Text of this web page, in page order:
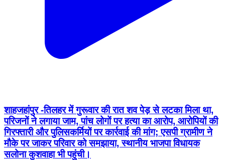
शाहजहांपुर -तिलहर में गुरूवार की रात शव पेड़ से लटका मिला था,
परिजनों ने लगाया जाम, पांच लोगों पर हत्या का आरोप, आरोपियों की
गिरफ्तारी और पुलिसकर्मियों पर कार्रवाई की मांग; एसपी ग्रामीण ने
मौके पर जाकर परिवार को समझाया, स्थानीय भाजपा विधायक
सलोना कुशवाहा भी पहुंची।